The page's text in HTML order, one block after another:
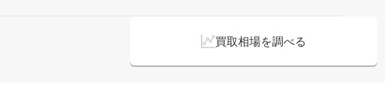
買取相場を調べる